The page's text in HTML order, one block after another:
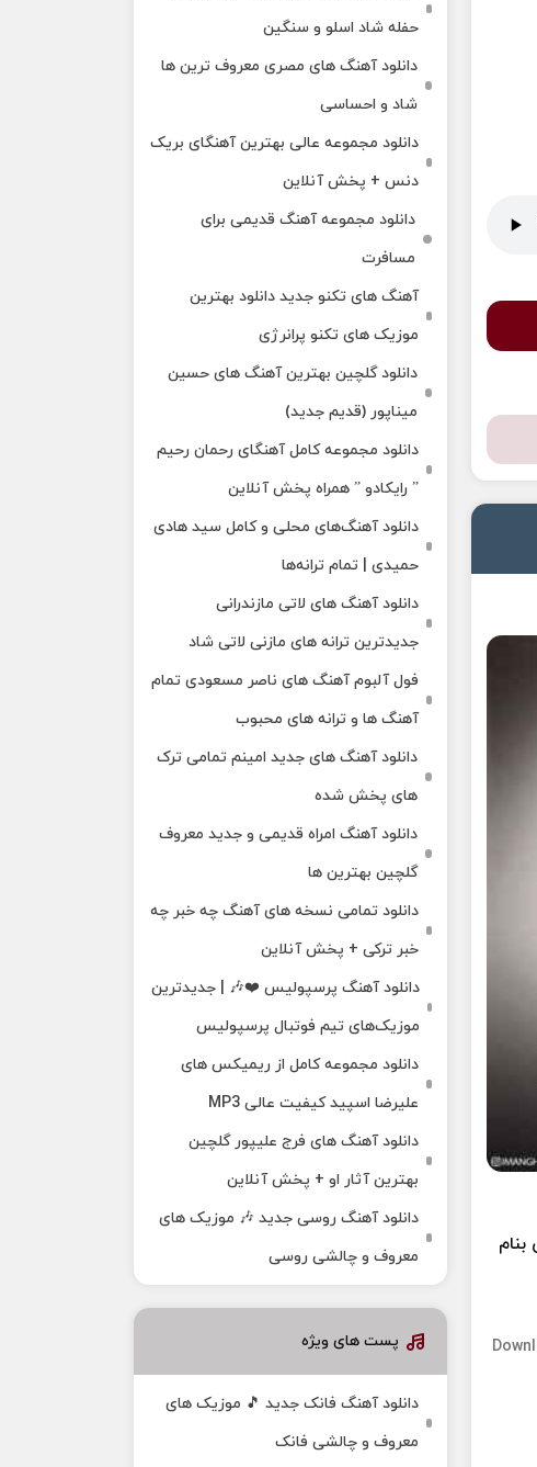
بنام
حفله شاد اسلو و سنگین
دانلود آهنگ های مصری معروف ترین ها
شاد و احساسی
دانلود مجموعه عالی بهترین آهنگای بریک
دنس + پخش آنلاین
دانلود مجموعه آهنگ قدیمی برای
مسافرت
آهنگ های تکنو جدید دانلود بهترین
موزیک های تکنو پرانرژی
دانلود گلچین بهترین آهنگ های حسین
میناپور (قدیم جدید)
دانلود مجموعه کامل آهنگای رحمان رحیم
” رایکادو ” همراه پخش آنلاین
دانلود آهنگ‌های محلی و کامل سید هادی
حمیدی | تمام ترانه‌ها
دانلود آهنگ‌ های لاتی مازندرانی
جدیدترین ترانه های مازنی لاتی شاد
فول آلبوم آهنگ‌ های ناصر مسعودی تمام
آهنگ‌ ها و ترانه‌ های محبوب
دانلود آهنگ های جدید امینم تمامی ترک
های پخش شده
دانلود آهنگ امراه قدیمی و جدید معروف
گلچین بهترین ها
دانلود تمامی نسخه های آهنگ چه خبر چه
خبر ترکی + پخش آنلاین
دانلود آهنگ پرسپولیس ❤️🎶 | جدیدترین
موزیک‌های تیم فوتبال پرسپولیس
دانلود مجموعه کامل از ریمیکس های
علیرضا اسپید کیفیت عالی MP3
دانلود آهنگ های فرج علیپور گلچین
بهترین آثار او + پخش آنلاین
دانلود آهنگ روسی جدید 🎶 موزیک‌ های
معروف و چالشی روسی
پست های ویژه
دانلود آهنگ فانک جدید 🎵 موزیک‌ های
معروف و چالشی فانک